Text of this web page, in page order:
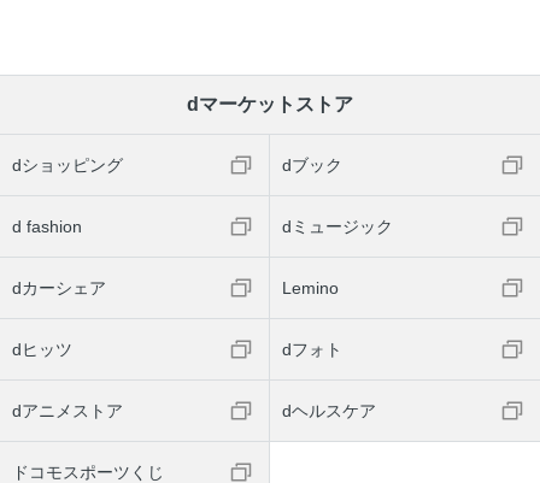
dマーケットストア
dショッピング dブック
d fashion dミュージック
dカーシェア Lemino
dヒッツ dフォト
dアニメストア dヘルスケア
ドコモスポーツくじ